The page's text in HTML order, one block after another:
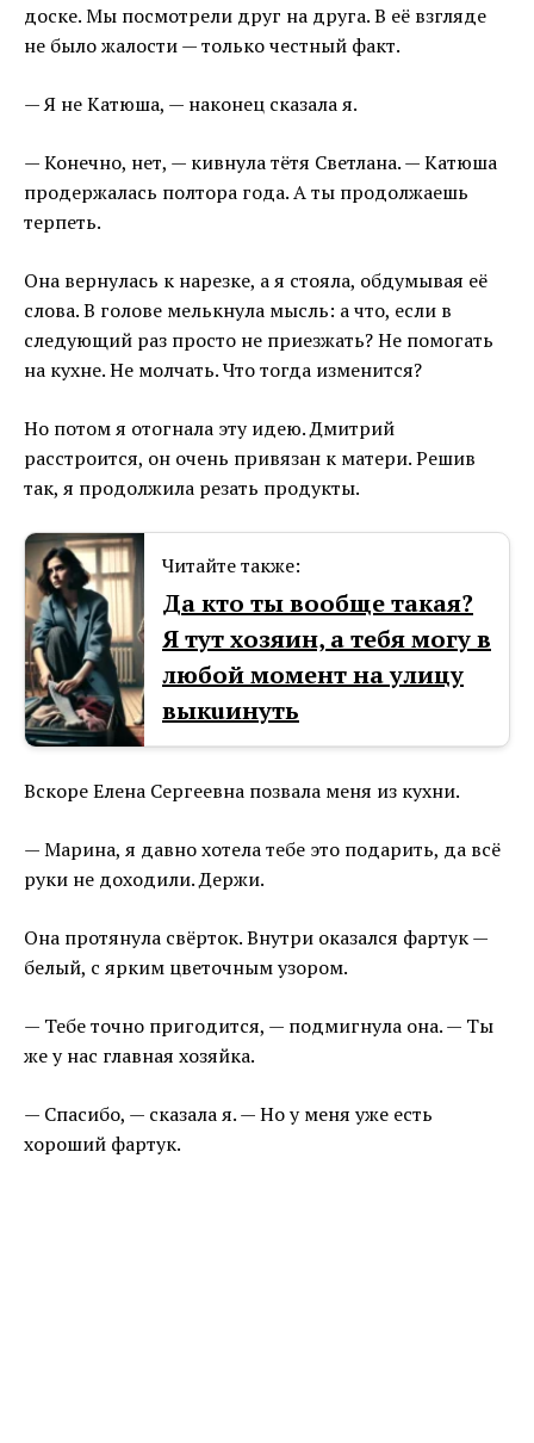
доске. Мы посмотрели друг на друга. В её взгляде
не было жалости — только честный факт.
— Я не Катюша, — наконец сказала я.
— Конечно, нет, — кивнула тётя Светлана. — Катюша
продержалась полтора года. А ты продолжаешь
терпеть.
Она вернулась к нарезке, а я стояла, обдумывая её
слова. В голове мелькнула мысль: а что, если в
следующий раз просто не приезжать? Не помогать
на кухне. Не молчать. Что тогда изменится?
Но потом я отогнала эту идею. Дмитрий
расстроится, он очень привязан к матери. Решив
так, я продолжила резать продукты.
Читайте также:
Да кто ты вообще такая?
Я тут хозяин, а тебя могу в
любой момент на улицу
выкuинуть
Вскоре Елена Сергеевна позвала меня из кухни.
— Марина, я давно хотела тебе это подарить, да всё
руки не доходили. Держи.
Она протянула свёрток. Внутри оказался фартук —
белый, с ярким цветочным узором.
— Тебе точно пригодится, — подмигнула она. — Ты
же у нас главная хозяйка.
— Спасибо, — сказала я. — Но у меня уже есть
хороший фартук.